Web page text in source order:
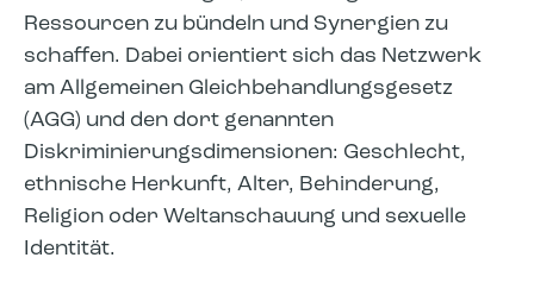
Ressourcen zu bündeln und Synergien zu
schaffen. Dabei orientiert sich das Netzwerk
am Allgemeinen Gleichbehandlungsgesetz
(AGG) und den dort genannten
Diskriminierungsdimensionen: Geschlecht,
ethnische Herkunft, Alter, Behinderung,
Religion oder Weltanschauung und sexuelle
Identität.